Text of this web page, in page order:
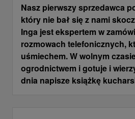
Nasz pierwszy sprzedawca
który nie bał się z nami
Inga jest ekspertem w
rozmowach telefonicznych,
uśmiechem. W wolnym
ogrodnictwem i gotuje i
dnia napisze książkę